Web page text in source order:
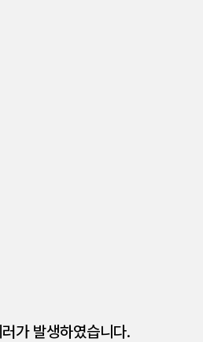
가 발생하였습니다.